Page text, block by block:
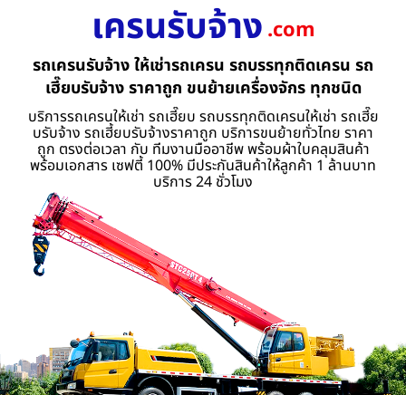
เครนรับจ้าง .com
รถเครนรับจ้าง ให้เช่ารถเครน รถบรรทุกติดเครน รถ
เฮี๊ยบรับจ้าง ราคาถูก ขนย้ายเครื่องจักร ทุกชนิด
บริการรถเครนให้เช่า รถเฮี๊ยบ รถบรรทุกติดเครนให้เช่า รถเฮี๊ย
บรับจ้าง รถเฮี้ยบรับจ้างราคาถูก บริการขนย้ายทั่วไทย ราคา
ถูก ตรงต่อเวลา กับ ทีมงานมืออาชีพ พร้อมผ้าใบคลุมสินค้า
พร้อมเอกสาร เซฟตี้ 100% มีประกันสินค้าให้ลูกค้า 1 ล้านบาท
บริการ 24 ชั่วโมง